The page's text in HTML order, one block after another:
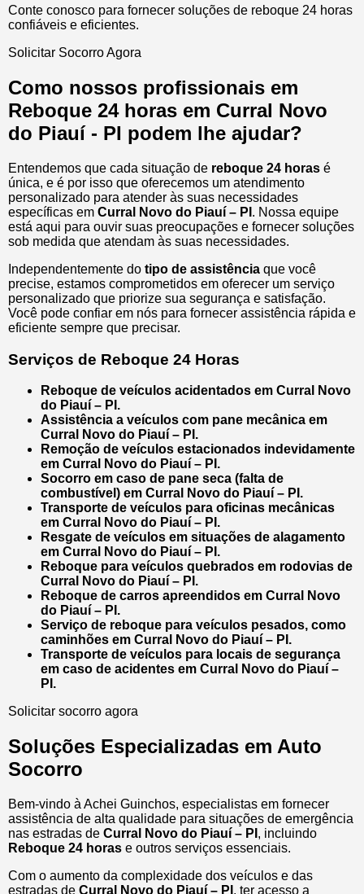
Conte conosco para fornecer soluções de reboque 24 horas
confiáveis e eficientes.
Solicitar Socorro Agora
Como nossos profissionais em
Reboque 24 horas em Curral Novo
do Piauí - PI podem lhe ajudar?
Entendemos que cada situação de reboque 24 horas é
única, e é por isso que oferecemos um atendimento
personalizado para atender às suas necessidades
específicas em Curral Novo do Piauí – PI . Nossa equipe
está aqui para ouvir suas preocupações e fornecer soluções
sob medida que atendam às suas necessidades.
Independentemente do tipo de assistência que você
precise, estamos comprometidos em oferecer um serviço
personalizado que priorize sua segurança e satisfação.
Você pode confiar em nós para fornecer assistência rápida e
eficiente sempre que precisar.
Serviços de Reboque 24 Horas
Reboque de veículos acidentados em Curral Novo
do Piauí – PI.
Assistência a veículos com pane mecânica em
Curral Novo do Piauí – PI.
Remoção de veículos estacionados indevidamente
em Curral Novo do Piauí – PI.
Socorro em caso de pane seca (falta de
combustível) em Curral Novo do Piauí – PI.
Transporte de veículos para oficinas mecânicas
em Curral Novo do Piauí – PI.
Resgate de veículos em situações de alagamento
em Curral Novo do Piauí – PI.
Reboque para veículos quebrados em rodovias de
Curral Novo do Piauí – PI.
Reboque de carros apreendidos em Curral Novo
do Piauí – PI.
Serviço de reboque para veículos pesados, como
caminhões em Curral Novo do Piauí – PI.
Transporte de veículos para locais de segurança
em caso de acidentes em Curral Novo do Piauí –
PI.
Solicitar socorro agora
Soluções Especializadas em Auto
Socorro
Bem-vindo à Achei Guinchos, especialistas em fornecer
assistência de alta qualidade para situações de emergência
nas estradas de Curral Novo do Piauí – PI , incluindo
Reboque 24 horas e outros serviços essenciais.
Com o aumento da complexidade dos veículos e das
estradas de Curral Novo do Piauí – PI , ter acesso a